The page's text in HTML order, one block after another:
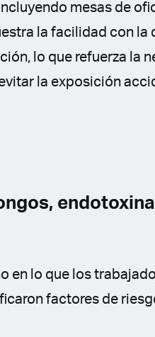
mesas de
la facilidad con la
lo que refuerza la
la exposición
en lo que los
factores de